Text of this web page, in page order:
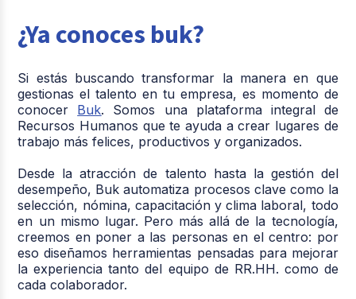
¿Ya conoces buk?
Si estás buscando transformar la manera en que
gestionas el talento en tu empresa, es momento de
conocer Buk. Somos una plataforma integral de
Recursos Humanos que te ayuda a crear lugares de
trabajo más felices, productivos y organizados.
Desde la atracción de talento hasta la gestión del
desempeño, Buk automatiza procesos clave como la
selección, nómina, capacitación y clima laboral, todo
en un mismo lugar. Pero más allá de la tecnología,
creemos en poner a las personas en el centro: por
eso diseñamos herramientas pensadas para mejorar
la experiencia tanto del equipo de RR.HH. como de
cada colaborador.